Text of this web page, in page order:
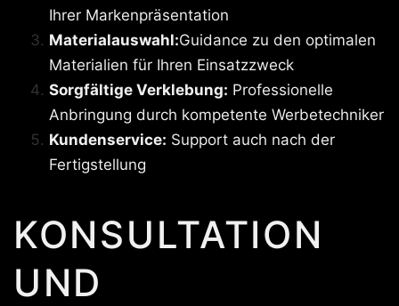
Ihrer Markenpräsentation
Materialauswahl:Guidance zu den optimalen
Materialien für Ihren Einsatzzweck
Sorgfältige Verklebung: Professionelle
Anbringung durch kompetente Werbetechniker
Kundenservice: Support auch nach der
Fertigstellung
KONSULTATION
UND